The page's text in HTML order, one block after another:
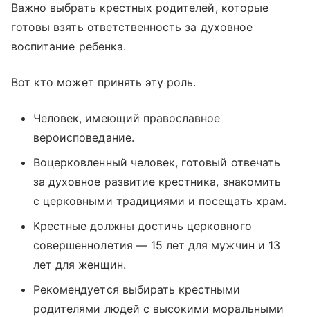
Важно выбрать крестных родителей, которые
готовы взять ответственность за духовное
воспитание ребенка.
Вот кто может принять эту роль.
Человек, имеющий православное
вероисповедание.
Воцерковленный человек, готовый отвечать
за духовное развитие крестника, знакомить
с церковными традициями и посещать храм.
Крестные должны достичь церковного
совершеннолетия — 15 лет для мужчин и 13
лет для женщин.
Рекомендуется выбирать крестными
родителями людей с высокими моральными